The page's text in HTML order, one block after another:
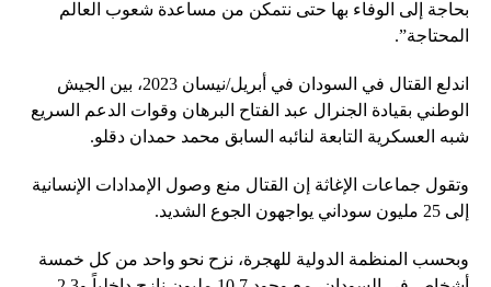
بحاجة إلى الوفاء بها حتى نتمكن من مساعدة شعوب العالم
المحتاجة”.
اندلع القتال في السودان في أبريل/نيسان 2023، بين الجيش
الوطني بقيادة الجنرال عبد الفتاح البرهان وقوات الدعم السريع
شبه العسكرية التابعة لنائبه السابق محمد حمدان دقلو.
وتقول جماعات الإغاثة إن القتال منع وصول الإمدادات الإنسانية
إلى 25 مليون سوداني يواجهون الجوع الشديد.
وبحسب المنظمة الدولية للهجرة، نزح نحو واحد من كل خمسة